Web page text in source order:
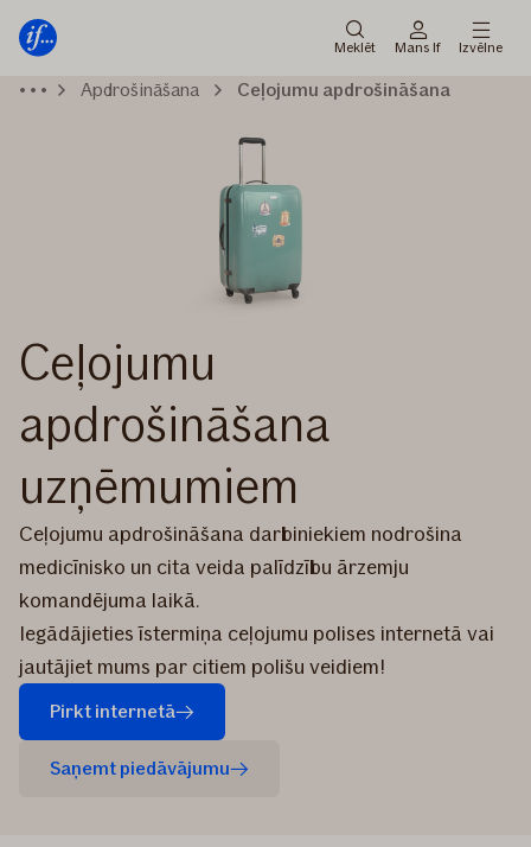
izvēlne
Meklēt Mans If Izvēlne
Apdrošināšana Ceļojumu apdrošināšana
Ceļojumu
apdrošināšana
uzņēmumiem
Ceļojumu apdrošināšana darbiniekiem nodrošina
medicīnisko un cita veida palīdzību ārzemju
komandējuma laikā.
Iegādājieties īstermiņa ceļojumu polises internetā vai
jautājiet mums par citiem polišu veidiem!
Pirkt internetā
Saņemt piedāvājumu